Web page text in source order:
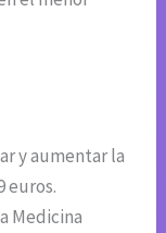
y aumentar la
euros.
Medicina